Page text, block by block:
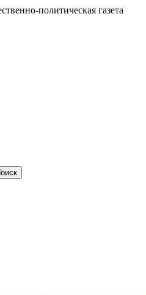
политическая газета